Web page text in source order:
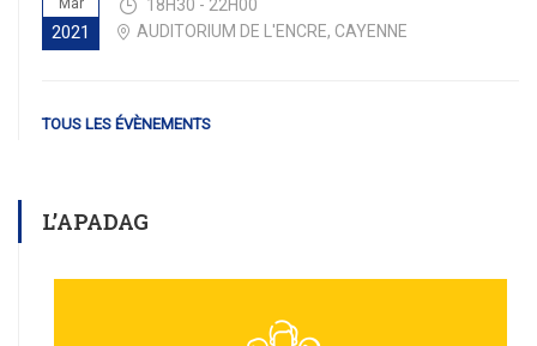
Mar
2021
18H30 - 22H00
AUDITORIUM DE L'ENCRE, CAYENNE
TOUS LES ÉVÈNEMENTS
L’APADAG